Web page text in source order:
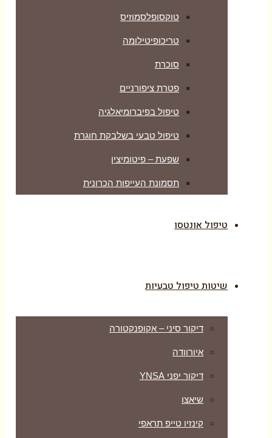
טוקסופלסמוזיס
טריכופיטילומה
סוכרת
פטרת ציפורניים
טיפול בפיברומיאלגיה
טיפול טבעי בשלבקת חוגרת
שפעת – פיטומיצין
תסמונת העייפות הכרונית
טיפול אונטסו
שיטות טיפול טבעיות
דיקור סיני – אקופנקטורה
איורוודה
דיקור יפני YNSA
שיאצו
קינזיו טייפ תראפי